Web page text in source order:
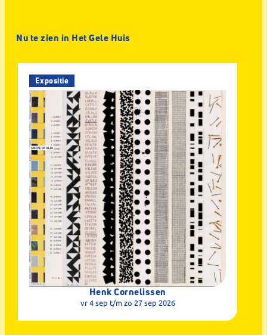
Nu te zien in Het Gele Huis
Expositie
Henk Cornelissen
vr 4 sep t/m zo 27 sep 2026